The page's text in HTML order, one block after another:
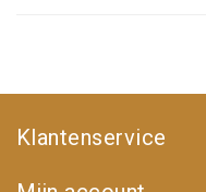
Klantenservice